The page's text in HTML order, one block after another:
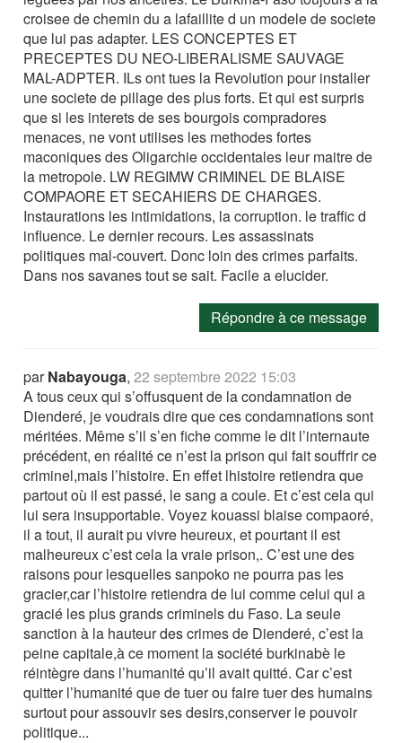
croisee de chemin du a lafaillite d un modele de societe
que lui pas adapter. LES CONCEPTES ET
PRECEPTES DU NEO-LIBERALISME SAUVAGE
MAL-ADPTER. ILs ont tues la Revolution pour installer
une societe de pillage des plus forts. Et qui est surpris
que si les interets de ses bourgois compradores
menaces, ne vont utilises les methodes fortes
maconiques des Oligarchie occidentales leur maitre de
la metropole. LW REGIMW CRIMINEL DE BLAISE
COMPAORE ET SECAHIERS DE CHARGES.
Instaurations les intimidations, la corruption. le traffic d
influence. Le dernier recours. Les assassinats
politiques mal-couvert. Donc loin des crimes parfaits.
Dans nos savanes tout se sait. Facile a elucider.
Répondre à ce message
parNabayouga,22 septembre 2022 15:03
A tous ceux qui s’offusquent de la condamnation de
Dienderé, je voudrais dire que ces condamnations sont
méritées. Même s’il s’en fiche comme le dit l’internaute
précédent, en réalité ce n’est la prison qui fait souffrir ce
criminel,mais l’histoire. En effet lhistoire retiendra que
partout où il est passé, le sang a coule. Et c’est cela qui
lui sera insupportable. Voyez kouassi blaise compaoré,
il a tout, il aurait pu vivre heureux, et pourtant il est
malheureux c’est cela la vraie prison,. C’est une des
raisons pour lesquelles sanpoko ne pourra pas les
gracier,car l’histoire retiendra de lui comme celui qui a
gracié les plus grands criminels du Faso. La seule
sanction à la hauteur des crimes de Dienderé, c’est la
peine capitale,à ce moment la société burkinabè le
réintègre dans l’humanité qu’il avait quitté. Car c’est
quitter l’humanité que de tuer ou faire tuer des humains
surtout pour assouvir ses desirs,conserver le pouvoir
politique...